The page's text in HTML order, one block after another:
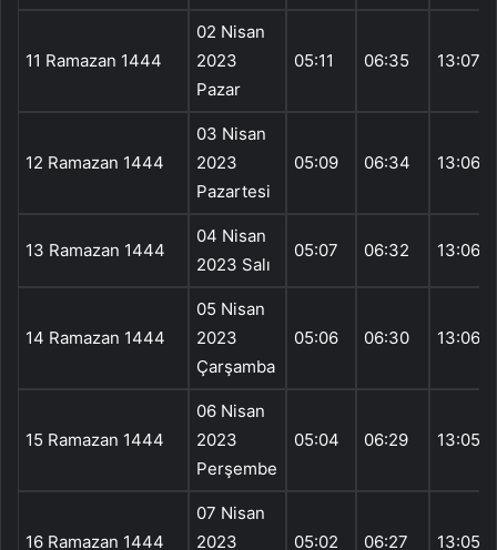
11 Ramazan 1444
02 Nisan
2023
Pazar
05:11 06:35 13:07
12 Ramazan 1444
03 Nisan
2023
Pazartesi
05:09 06:34 13:06
13 Ramazan 1444
04 Nisan
2023 Salı
05:07 06:32 13:06
14 Ramazan 1444
05 Nisan
2023
Çarşamba
05:06 06:30 13:06
15 Ramazan 1444
06 Nisan
2023
Perşembe
05:04 06:29 13:05
16 Ramazan 1444
07 Nisan
2023
05:02 06:27 13:05